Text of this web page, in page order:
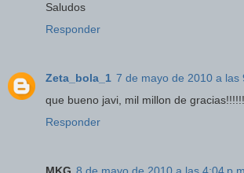
Saludos
Responder
Zeta_bola_1 7 de mayo de 2010 a las
que bueno javi, mil millon de
Responder